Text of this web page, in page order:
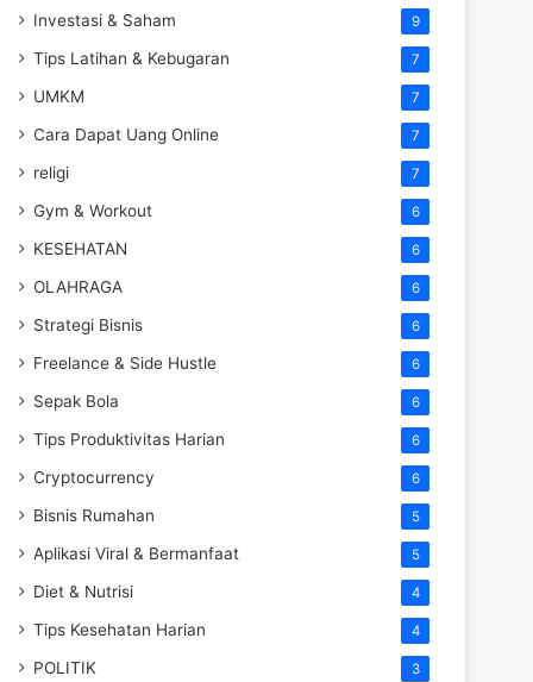
Investasi & Saham 9
Tips Latihan & Kebugaran 7
UMKM 7
Cara Dapat Uang Online 7
religi 7
Gym & Workout 6
KESEHATAN 6
OLAHRAGA 6
Strategi Bisnis 6
Freelance & Side Hustle 6
Sepak Bola 6
Tips Produktivitas Harian 6
Cryptocurrency 6
Bisnis Rumahan 5
Aplikasi Viral & Bermanfaat 5
Diet & Nutrisi 4
Tips Kesehatan Harian 4
POLITIK 3